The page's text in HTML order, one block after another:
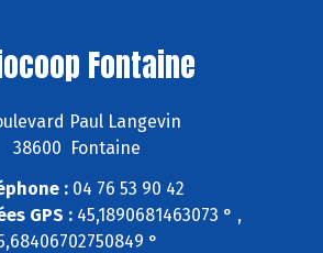
Fontaine
Paul Langevin
38600 Fontaine
:04 76 53 90 42
GPS : 45,1890681463073 ° ,
°